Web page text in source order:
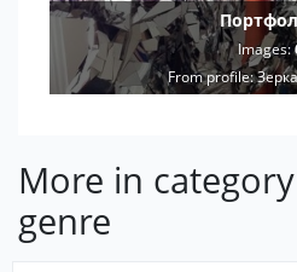
Images:
From profile:
More in
genre